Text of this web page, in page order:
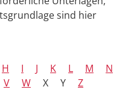
sind hier
H I J K L M
N
V W X Y Z